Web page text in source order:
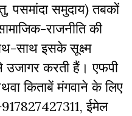
पसमांदा समुदाय) तबकों
राजनीति की
साथ इसके सूक्ष्म
करती हैं। एफपी
किताबें मंगवाने के लिए
ईमेल